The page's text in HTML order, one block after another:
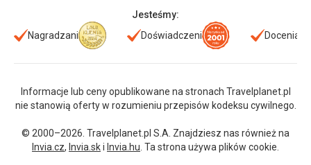
Jesteśmy:
Nagradzani
Doświadczeni Doceniani
Informacje lub ceny opublikowane na stronach Travelplanet.pl
nie stanowią oferty w rozumieniu przepisów kodeksu cywilnego.
© 2000–2026. Travelplanet.pl S.A. Znajdziesz nas również na
Invia.cz, Invia.ski Invia.hu . Ta strona używa plików cookie.